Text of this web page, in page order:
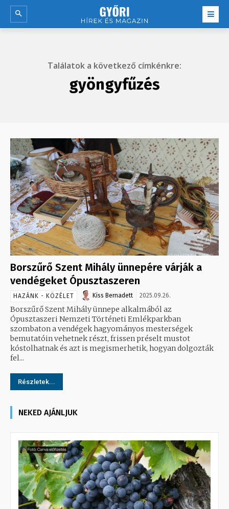
Találatok a következő címkénkre:
gyöngyfűzés
Borszűrő Szent Mihály ünnepére várják a
vendégeket Ópusztaszeren
HAZÁNK - KÖZÉLET Kiss Bernadett 2025.09.26.
Borszűrő Szent Mihály ünnepe alkalmából az
Ópusztaszeri Nemzeti Történeti Emlékparkban
szombaton a vendégek hagyományos mesterségek
bemutatóin vehetnek részt, frissen préselt mustot
kóstolhatnak és azt is megismerhetik, hogyan dolgozták
fel...
Részletek...
NEKED AJÁNLJUK